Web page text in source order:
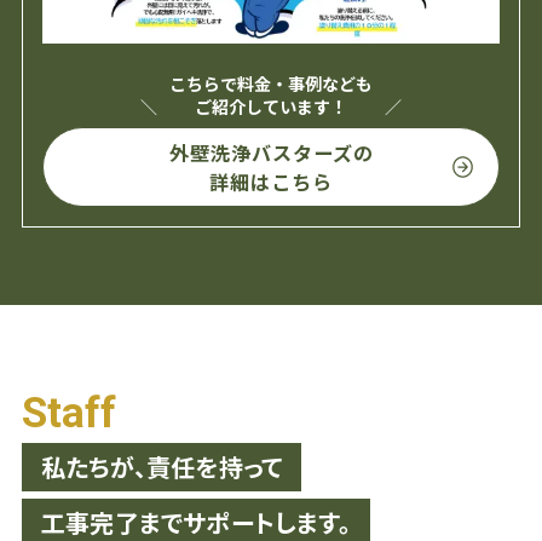
こちらで料金・事例なども
ご紹介しています！
外壁洗浄バスターズの
詳細はこちら
Staff
私たちが、責任を持って
工事完了までサポートします。